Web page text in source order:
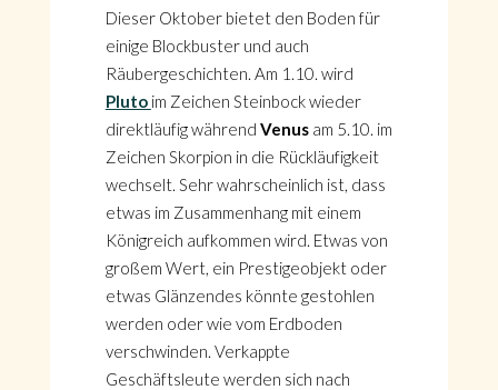
Dieser Oktober bietet den Boden für
einige Blockbuster und auch
Räubergeschichten. Am 1.10. wird
Pluto im Zeichen Steinbock wieder
direktläufig während Venus am 5.10. im
Zeichen Skorpion in die Rückläufigkeit
wechselt. Sehr wahrscheinlich ist, dass
etwas im Zusammenhang mit einem
Königreich aufkommen wird. Etwas von
großem Wert, ein Prestigeobjekt oder
etwas Glänzendes könnte gestohlen
werden oder wie vom Erdboden
verschwinden. Verkappte
Geschäftsleute werden sich nach